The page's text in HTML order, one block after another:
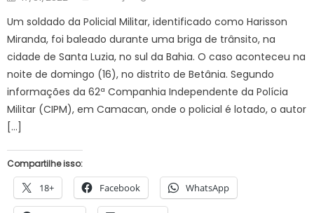
on
Um soldado da Policial Militar, identificado como Harisson
Miranda, foi baleado durante uma briga de trânsito, na
cidade de Santa Luzia, no sul da Bahia. O caso aconteceu na
noite de domingo (16), no distrito de Betânia. Segundo
informações da 62ª Companhia Independente da Polícia
Militar (CIPM), em Camacan, onde o policial é lotado, o autor
[…]
Compartilhe isso:
18+ Facebook WhatsApp